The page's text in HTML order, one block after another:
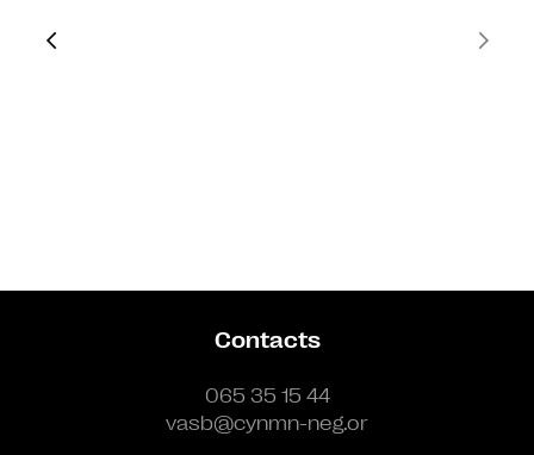
Contacts
065 35 15 44
vasb@cynmn-neg.or